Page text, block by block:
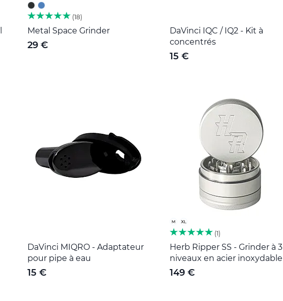
18
Metal Space Grinder
29 €
DaVinci IQC / IQ2 - Kit à
concentrés
15 €
DaVinci MIQRO - Adaptateur
pour pipe à eau
15 €
1
Herb Ripper SS - Grinder à 3
niveaux en acier inoxydable
149 €